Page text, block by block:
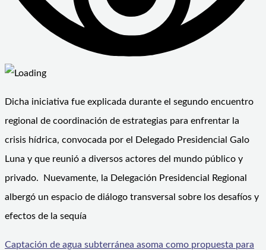
Dicha iniciativa fue explicada durante el segundo encuentro
regional de coordinación de estrategias para enfrentar la
crisis hídrica, convocada por el Delegado Presidencial Galo
Luna y que reunió a diversos actores del mundo público y
privado. Nuevamente, la Delegación Presidencial Regional
albergó un espacio de diálogo transversal sobre los desafíos y
efectos de la sequía
Captación de agua subterránea asoma como propuesta para